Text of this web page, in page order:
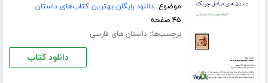
موضوع:دانلود رایگان بهترین کتاب‌های داستان
۴۵ صفحه
برچسب‌ها:داستان های فارسی
دانلود کتاب